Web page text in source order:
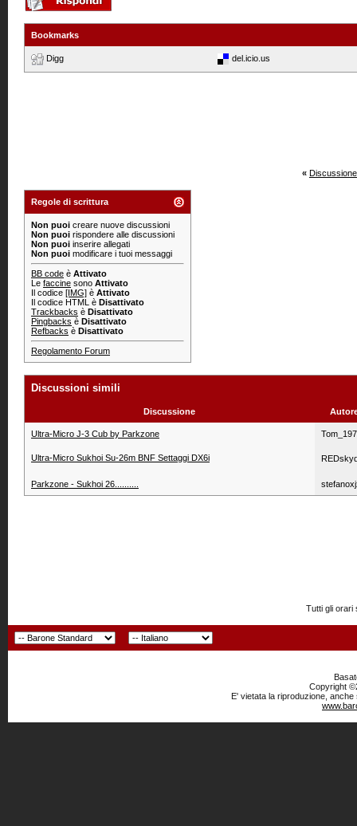
Bookmarks
Digg del.icio.us
«
Regole di scrittura
Non puoi creare nuove discussioni
Non puoi rispondere alle discussioni
Non puoi inserire allegati
Non puoi modificare i tuoi messaggi
BB code è Attivato
Le faccine sono Attivato
Il codice [IMG] è Attivato
Il codice HTML è Disattivato
Trackbacks è Disattivato
Pingbacks è Disattivato
Refbacks è Disattivato
Regolamento Forum
Discussioni simili
Discussione
Ultra-Micro J-3 Cub by Parkzone
Ultra-Micro Sukhoi Su-26m BNF Settaggi DX6i
Parkzone - Sukhoi 26..........
Tutti gli orari
Copyright
E' vietata la riproduzione,